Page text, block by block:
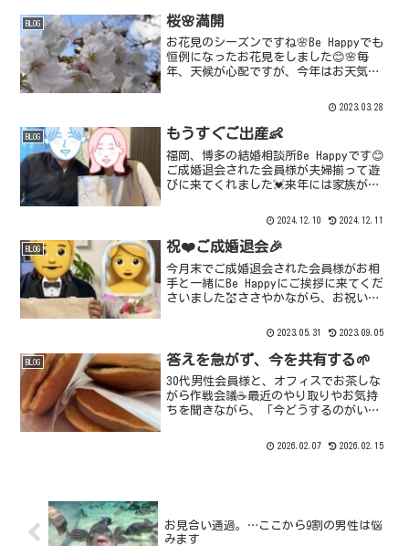
の笑顔で話してくだ...
BLOG 桜🌸満開
お花見のシーズンですね🌸Be Happyでも
恒例になったお花見をしました😊🌸毎
年、天候が心配ですが、今年はお天気に
も実際のところ寒かった🤧結局1時間で退
満開の桜を堪能す...
2023.03.28
BLOG もうすぐご出産👶
福岡、博多の結婚相談所Be Happyです😊
ご成婚退会された会員様が夫婦揃って遊
びに来てくれました💓来年には家族が増
泉旅館へ♨️次に夫婦だけで旅行に行ける
のはいつになるかな🤗そんな思いもあっ
て素敵な思い出...
2024.12.10 2024.12.11
BLOG 祝❤️ご成婚退会🎉
今月末でご成婚退会された会員様がお相
手と一緒にBe Happyにご挨拶に来てくだ
さいました💒ささやかながら、お祝いを
なりましたが、幸せいっぱいのお二人に
に嬉しい気持ちで...
2023.05.31 2023.09.05
BLOG 答えを急がず、今を共有する🌱
30代男性会員様と、オフィスでお茶しな
がら作戦会議☕️最近のやり取りやお気持
ちを聞きながら、「今どうするのがいい
て、一人で考えすぎると迷ってしまうこ
2026.02.07 2026.02.15
お見合い通過。…ここから9割の男性は悩
みます